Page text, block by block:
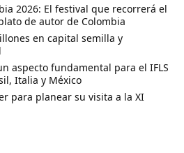
2026: El festival que recorrerá el
de autor de Colombia
en capital semilla y
aspecto fundamental para el IFLS
Italia y México
para planear su visita a la XI